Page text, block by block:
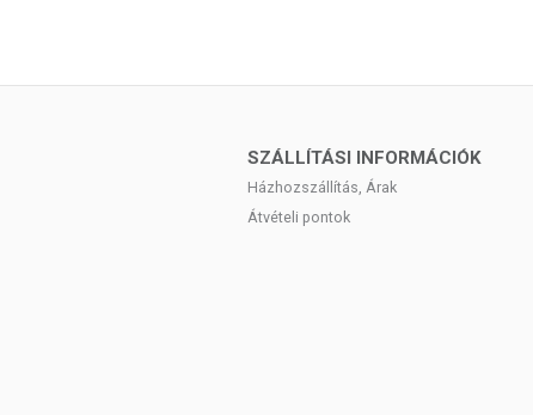
SZÁLLÍTÁSI INFORMÁCIÓK
Házhozszállítás, Árak
Átvételi pontok